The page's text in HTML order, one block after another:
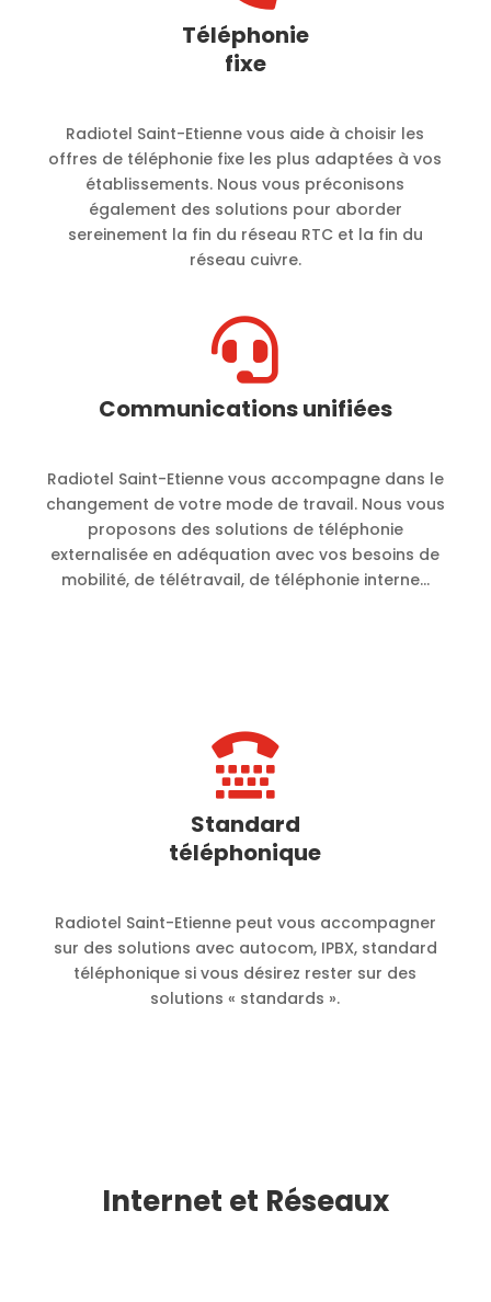
Téléphonie
fixe
Radiotel Saint-Etienne vous aide à choisir les
offres de téléphonie fixe les plus adaptées à vos
établissements. Nous vous préconisons
également des solutions pour aborder
sereinement la fin du réseau RTC et la fin du
réseau cuivre.

Communications unifiées
Radiotel Saint-Etienne vous accompagne dans le
changement de votre mode de travail. Nous vous
proposons des solutions de téléphonie
externalisée en adéquation avec vos besoins de
mobilité, de télétravail, de téléphonie interne…

Standard
téléphonique
Radiotel Saint-Etienne peut vous accompagner
sur des solutions avec autocom, IPBX, standard
téléphonique si vous désirez rester sur des
solutions « standards ».
Internet et Réseaux